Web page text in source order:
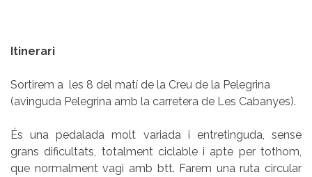
Itinerari
Sortirem a les 8 del matí de la Creu de la Pelegrina
(avinguda Pelegrina amb la carretera de Les Cabanyes).
És una pedalada molt variada i entretinguda, sense
grans dificultats, totalment ciclable i apte per tothom,
que normalment vagi amb btt. Farem una ruta circular